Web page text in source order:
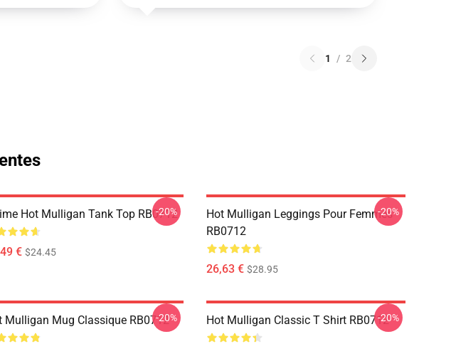
1 / 2
Hot Mulligan Tank Top RB0712
€ $24.45
-20%
Hot Mulligan Leggings Pour Femmes
RB0712
26,63 € $28.95
-20%
Mulligan Mug Classique RB0712
-20% Hot Mulligan Classic T Shirt RB0712-20%